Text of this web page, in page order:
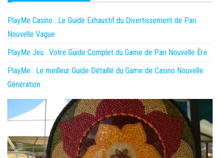
PlayMe Casino : Le Guide Exhaustif du Divertissement de Pari
Nouvelle Vague
PlayMe Jeu : Votre Guide Complet du Game de Pari Nouvelle Ère
PlayMe : Le meilleur Guide Détaillé du Game de Casino Nouvelle
Génération